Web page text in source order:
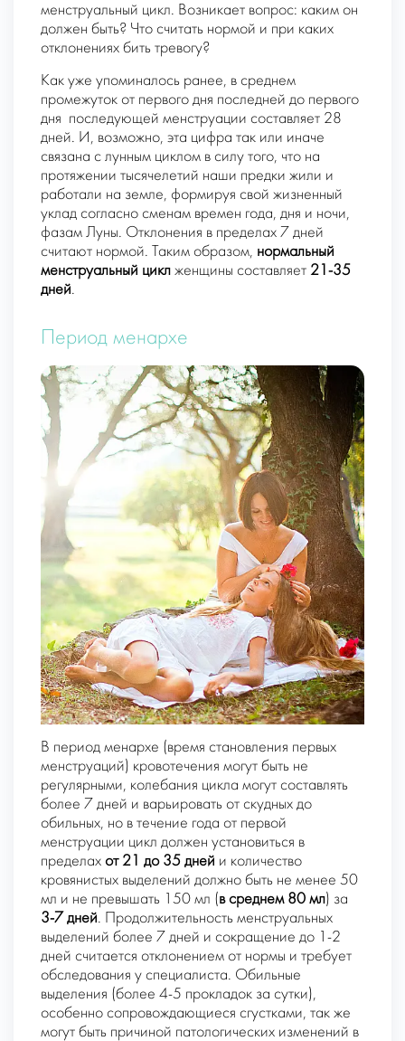
менструальный цикл. Возникает вопрос: каким он
должен быть? Что считать нормой и при каких
отклонениях бить тревогу?
Как уже упоминалось ранее, в среднем
промежуток от первого дня последней до первого
дня последующей менструации составляет 28
дней. И, возможно, эта цифра так или иначе
связана с лунным циклом в силу того, что на
протяжении тысячелетий наши предки жили и
работали на земле, формируя свой жизненный
уклад согласно сменам времен года, дня и ночи,
фазам Луны. Отклонения в пределах 7 дней
считают нормой. Таким образом, нормальный
менструальный цикл женщины составляет 21-35
дней.
Период менархе
В период менархе (время становления первых
менструаций) кровотечения могут быть не
регулярными, колебания цикла могут составлять
более 7 дней и варьировать от скудных до
обильных, но в течение года от первой
менструации цикл должен установиться в
пределах от 21 до 35 дней и количество
кровянистых выделений должно быть не менее 50
мл и не превышать 150 мл (в среднем 80 мл) за
3-7 дней. Продолжительность менструальных
выделений более 7 дней и сокращение до 1-2
дней считается отклонением от нормы и требует
обследования у специалиста. Обильные
выделения (более 4-5 прокладок за сутки),
особенно сопровождающиеся сгустками, так же
могут быть причиной патологических изменений в